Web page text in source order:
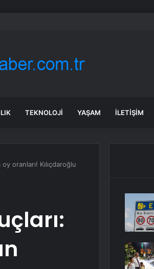
Parkı’nda Vatandaşlarla Bir Araya Geldi
TEKNOLOJI YAŞAM İLETIŞIM
oranları! Kılıçdaroğlu